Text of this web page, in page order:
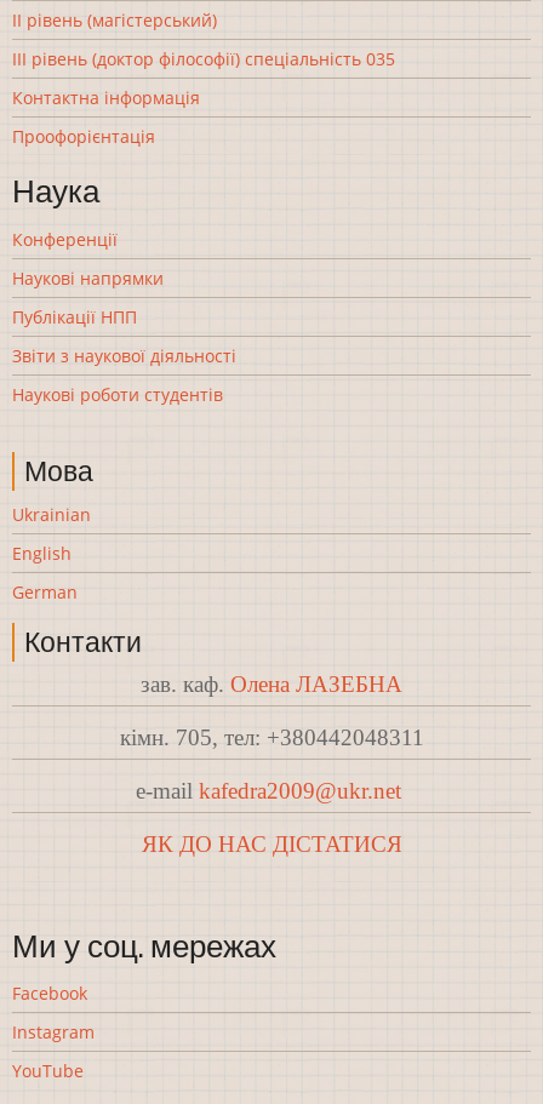
ІІ рівень (магістерський)
ІІІ рівень (доктор філософії) спеціальність 035
Контактна інформація
Проофорієнтація
Наука
Конференції
Наукові напрямки
Публікації НПП
Звіти з наукової діяльності
Наукові роботи студентів
Мова
Ukrainian
English
German
Контакти
зав. каф. Олена ЛАЗЕБНА
кімн. 705, тел: +380442048311
e-mail kafedra2009@ukr.net
ЯК ДО НАС ДІСТАТИСЯ
Ми у соц. мережах
Facebook
Instagram
YouTube